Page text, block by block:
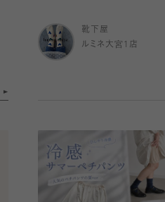
靴下屋
ルミネ大宮1店